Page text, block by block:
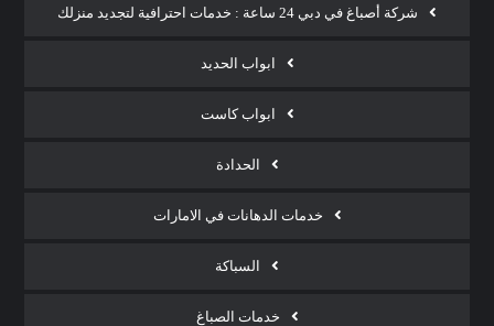
شركة أصباغ في دبي 24 ساعة : خدمات احترافية لتجديد منزلك
ابواب الحديد
ابواب كاست
الحدادة
خدمات الدهانات في الامارات
السباكة
خدمات الصباغ